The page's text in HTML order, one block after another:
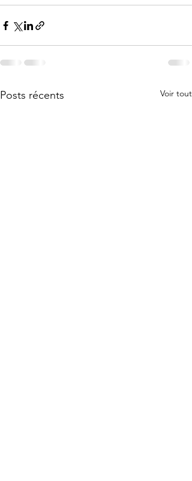
Posts récents Voir tout